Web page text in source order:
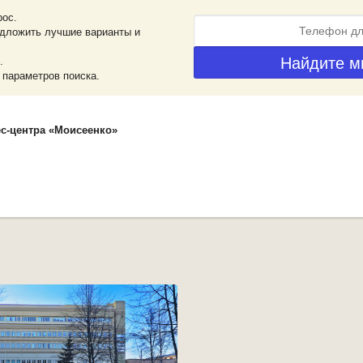
лучшие варианты и
поиска.
центра «Моисеенко»